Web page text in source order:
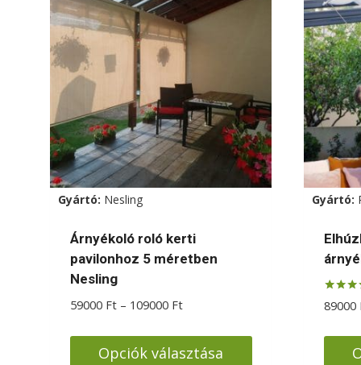
Gyártó: Nesling
Árnyékoló roló kerti
pavilonhoz 5 méretben
Nesling
59000 Ft – 109000 FtÁrtartomány:
-
109000 Ft
Opciók választása
Gyártó:
5.00
89000